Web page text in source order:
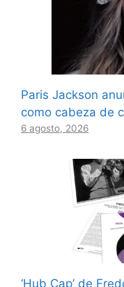
Paris Jackson
como cabeza de
6 agosto, 2026
‘Hub Cap’ de